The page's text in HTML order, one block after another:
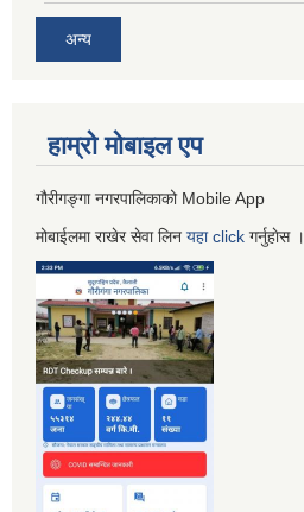
अन्य
हाम्रो माेबाइल एप
गौरीगङ्गा नगरपालिकाको Mobile App
मोबाईलमा राखेर सेवा लिन यहाclick गर्नुहाेस ।